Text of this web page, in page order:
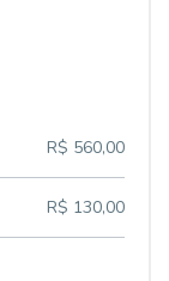
R$ 560,00
R$ 130,00